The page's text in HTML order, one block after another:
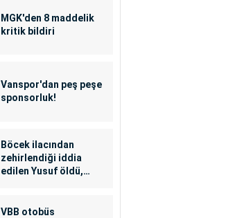
MGK'den 8 maddelik
kritik bildiri
Vanspor'dan peş peşe
sponsorluk!
Böcek ilacından
zehirlendiği iddia
edilen Yusuf öldü,
VBB otobüs